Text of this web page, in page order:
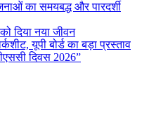
का समयबद्ध और पारदर्शी
दिया नया जीवन
यूपी बोर्ड का बड़ा प्रस्ताव
दिवस 2026”